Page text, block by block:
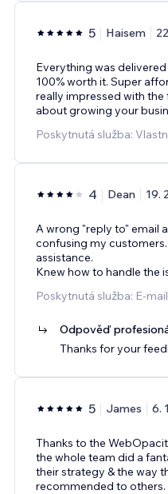
5 Haisem
Everything was
100% worth it. Super
really impressed with the
about growing your
Poskytnutá služba:
4 Dean 19.
A wrong "reply to" email
confusing my
assistance.
Knew how to handle the
Poskytnutá služba:
Odpověď
Thanks for your
5 James 6.
Thanks to the
the whole team did a
their strategy & the way
recommended to others.